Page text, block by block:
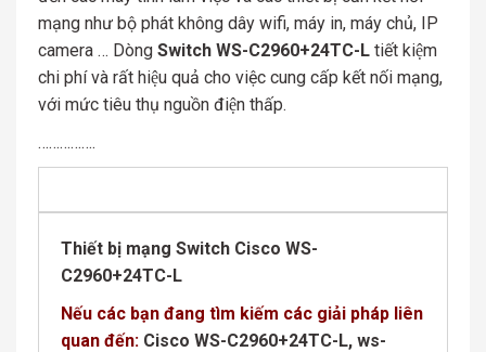
mạng như bộ phát không dây wifi, máy in, máy chủ, IP
camera … Dòng Switch WS-C2960+24TC-L tiết kiệm
chi phí và rất hiệu quả cho việc cung cấp kết nối mạng,
với mức tiêu thụ nguồn điện thấp.
…………….
Thiết bị mạng Switch Cisco WS-
C2960+24TC-L
Nếu các bạn đang tìm kiếm các giải pháp liên
quan đến: Cisco WS-C2960+24TC-L, ws-